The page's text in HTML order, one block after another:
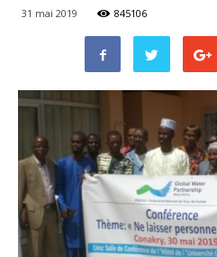
31 mai 2019 845106